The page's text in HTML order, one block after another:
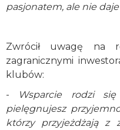
pasjonatem, ale nie
Zwrócił uwagę na
zagranicznymi
klubów:
-
Wsparcie rodzi
pielęgnujesz
którzy przyjeżdżają z